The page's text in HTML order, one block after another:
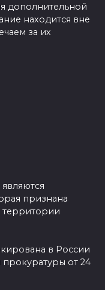
дополнительной
находится вне
за их
признана
территории
в России
от 24